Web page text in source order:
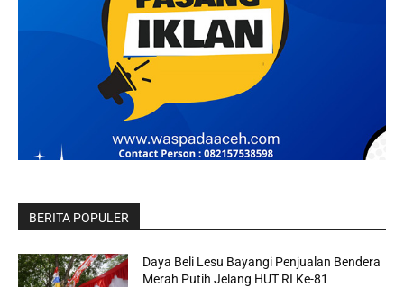
BERITA POPULER
Daya Beli Lesu Bayangi Penjualan Bendera
Merah Putih Jelang HUT RI Ke-81